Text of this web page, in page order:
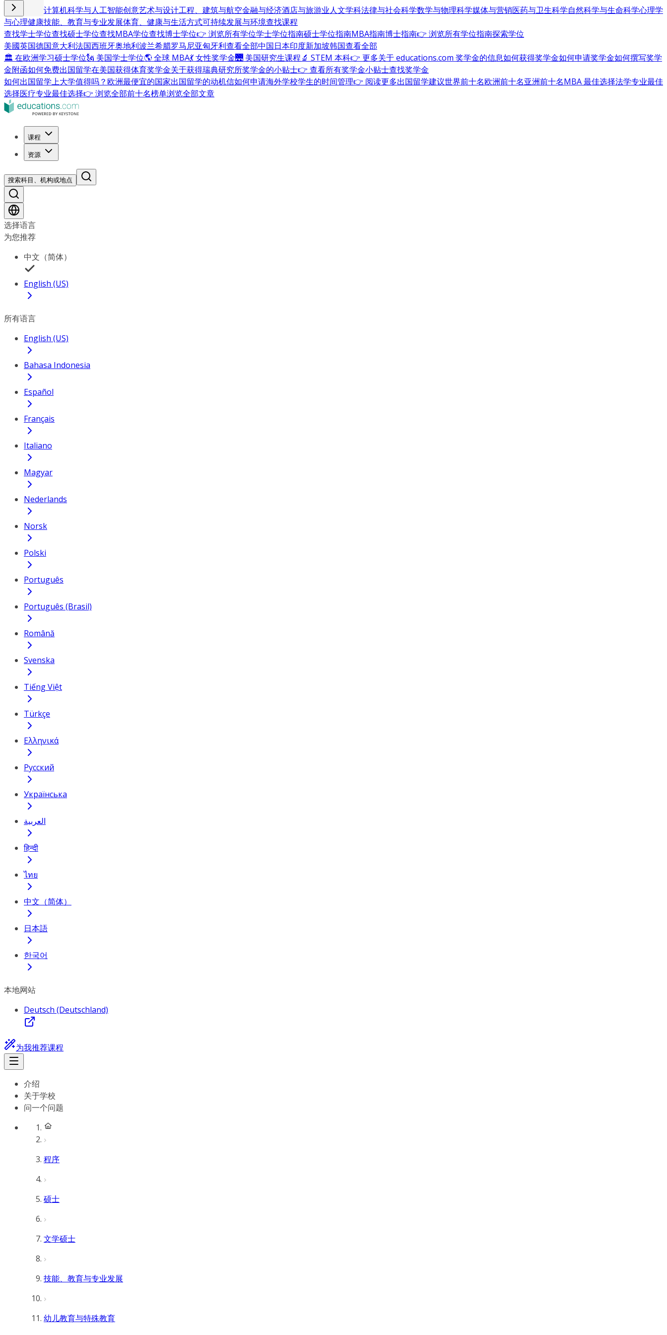
商业与管理 计算机科学与人工智能创意艺术与设计工程、建筑与航空金融与经济酒店与旅游业人文学科法律与社会科学数学与物理科学媒体与营销医药与卫生科学自然科学与生命科学心理学
与心理健康技能、教育与专业发展体育、健康与生活方式可持续发展与环境查找课程
查找学士学位查找硕士学位查找MBA学位查找博士学位👉 浏览所有学位学士学位指南硕士学位指南MBA指南博士指南👉 浏览所有学位指南探索学位
美國英国德国意大利法国西班牙奥地利波兰希腊罗马尼亚匈牙利查看全部中国日本印度新加坡韩国查看全部
🏛 在欧洲学习硕士学位🗽 美国学士学位🌎 全球 MBA💃 女性奖学金🌉 美国研究生课程🔬 STEM 本科👉 更多关于 educations.com 奖学金的信息如何获得奖学金如何申请奖学金如何撰写奖学
金附函如何免费出国留学在美国获得体育奖学金关于获得瑞典研究所奖学金的小贴士👉 查看所有奖学金小贴士查找奖学金
如何出国留学上大学值得吗？ 欧洲最便宜的国家出国留学的动机信如何申请海外学校学生的时间管理👉 阅读更多出国留学建议世界前十名欧洲前十名亚洲前十名MBA 最佳选择法学专业最佳
选择医疗专业最佳选择👉 浏览全部前十名榜单浏览全部文章
课程
资源
搜索科目、机构或地点
选择语言
为您推荐
中文（简体）
English (US)
所有语言
English (US)
Bahasa Indonesia
Español
Français
Italiano
Magyar
Nederlands
Norsk
Polski
Português
Português (Brasil)
Română
Svenska
Tiếng Việt
Türkçe
Ελληνικά
Русский
Українська
العربية
हिन्दी
ไทย
中文（简体）
日本語
한국어
本地网站
Deutsch (Deutschland)
为我推荐课程
介绍
关于学校
问一个问题
程序
硕士
文学硕士
技能、教育与专业发展
幼儿教育与特殊教育